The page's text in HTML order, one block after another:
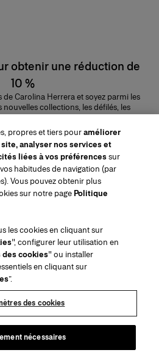
obtenir une réduction de
10 %
de Carolina Herrera et soyez parmi les
collections, les défilés, les
maquillage et bien plus encore.
Contactez-nous
Retourner ma commande
Service d'emballage cadeau
Emplois
chcarolinaherrera.com
(s'ouvre dans un nouvel onglet)
Conditions Générales de Vente Beauté
Déclaration d'accessibilité
Politique de confidentialité
propres et tiers pouraméliorer
analyser nos services et
liées à vos préférencessur
habitudes de navigation (par
Vous pouvez obtenir plus
sur notre page Politique
les cookies en cliquant sur
", configurer leur utilisation en
des cookies" ou installer
en cliquant sur
”.
des cookies
nécessaires